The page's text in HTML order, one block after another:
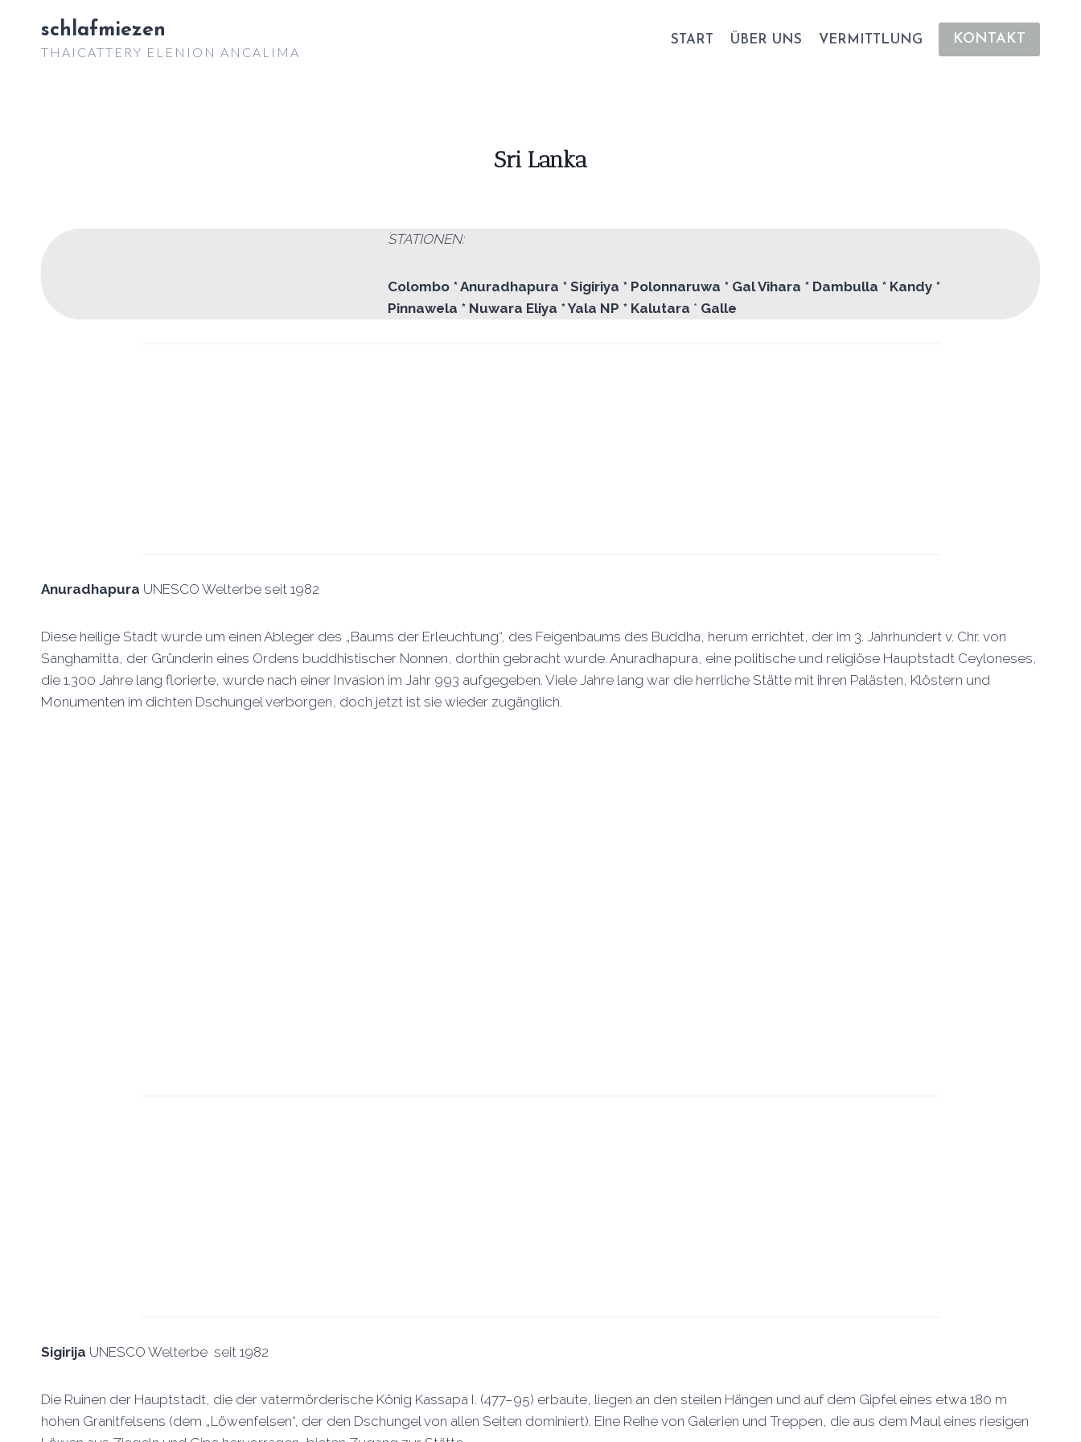
springen
schlafmiezen
THAICATTERY ELENION ANCALIMA
START ÜBER UNS VERMITTLUNG KONTAKT
Sri Lanka
STATIONEN:
Colombo * Anuradhapura * Sigiriya * Polonnaruwa * Gal Vihara * Dambulla * Kandy *
Pinnawela * Nuwara Eliya * Yala NP * Kalutara * Galle
Anuradhapura UNESCO Welterbe seit 1982
Diese heilige Stadt wurde um einen Ableger des „Baums der Erleuchtung“, des Feigenbaums des Buddha, herum errichtet, der im 3. Jahrhundert v. Chr. von
Sanghamitta, der Gründerin eines Ordens buddhistischer Nonnen, dorthin gebracht wurde. Anuradhapura, eine politische und religiöse Hauptstadt Ceyloneses,
die 1.300 Jahre lang florierte, wurde nach einer Invasion im Jahr 993 aufgegeben. Viele Jahre lang war die herrliche Stätte mit ihren Palästen, Klöstern und
Monumenten im dichten Dschungel verborgen, doch jetzt ist sie wieder zugänglich.
Sigirija UNESCO Welterbe seit 1982
Die Ruinen der Hauptstadt, die der vatermörderische König Kassapa I. (477–95) erbaute, liegen an den steilen Hängen und auf dem Gipfel eines etwa 180 m
hohen Granitfelsens (dem „Löwenfelsen“, der den Dschungel von allen Seiten dominiert). Eine Reihe von Galerien und Treppen, die aus dem Maul eines riesigen